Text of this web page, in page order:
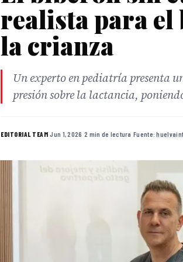
realista para el
la crianza
Un experto en pediatría presenta
presión sobre la lactancia,
EDITORIAL TEAM·Jun 1, 2026 ·2 min de lectura ·Fuente: